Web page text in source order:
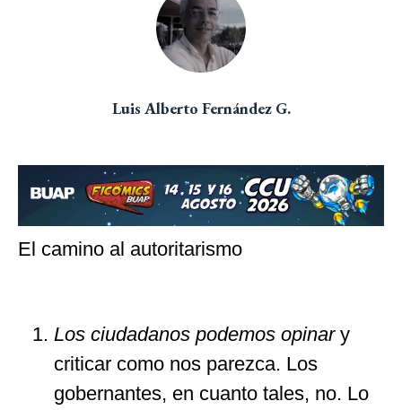
Luis Alberto Fernández G.
El camino al autoritarismo
Los ciudadanos podemos opinary
criticar como nos parezca. Los
gobernantes, en cuanto tales, no. Lo